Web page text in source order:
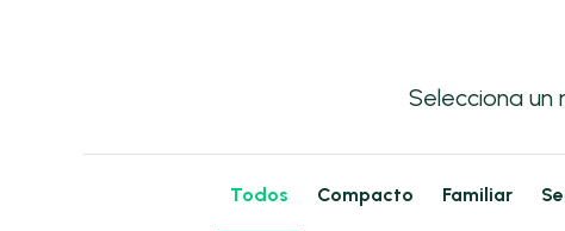
Selecciona
Todos Compacto Familiar